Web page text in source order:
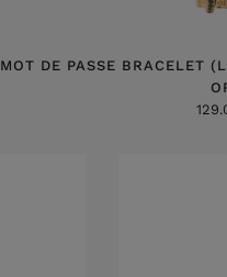
MOT DE PASSE BRACELET